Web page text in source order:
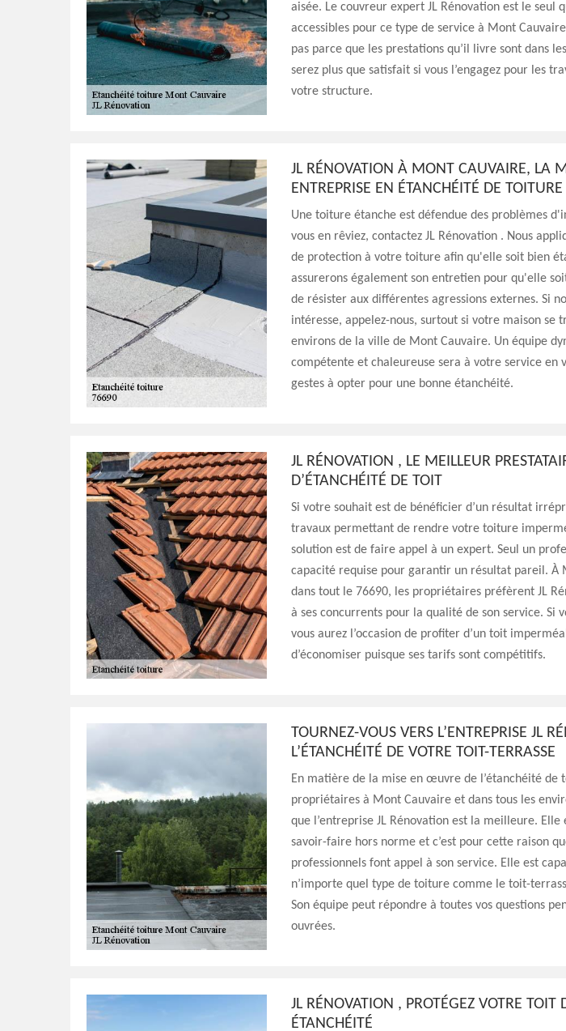
aisée. Le couvreur expert JL Rénovation est le seul
accessibles pour ce type de service à Mont
pas parce que les prestations qu’il livre sont dans
serez plus que satisfait si vous l’engagez pour les
votre structure.
JL RÉNOVATION À MONT CAUVAIRE, LA
ENTREPRISE EN ÉTANCHÉITÉ DE TOITURE
Une toiture étanche est défendue des problèmes
vous en rêviez, contactez JL Rénovation . Nous
de protection à votre toiture afin qu'elle soit bien
assurerons également son entretien pour qu'elle
de résister aux différentes agressions externes. Si
intéresse, appelez-nous, surtout si votre maison se
environs de la ville de Mont Cauvaire. Un équipe
compétente et chaleureuse sera à votre service en
gestes à opter pour une bonne étanchéité.
JL RÉNOVATION , LE MEILLEUR
D’ÉTANCHÉITÉ DE TOIT
Si votre souhait est de bénéficier d’un résultat
travaux permettant de rendre votre toiture
solution est de faire appel à un expert. Seul un
capacité requise pour garantir un résultat pareil. À
dans tout le 76690, les propriétaires préfèrent JL
à ses concurrents pour la qualité de son service. Si
vous aurez l’occasion de profiter d’un toit
d’économiser puisque ses tarifs sont compétitifs.
TOURNEZ-VOUS VERS L’ENTREPRISE JL
L’ÉTANCHÉITÉ DE VOTRE TOIT-TERRASSE
En matière de la mise en œuvre de l’étanchéité de
propriétaires à Mont Cauvaire et dans tous les
que l’entreprise JL Rénovation est la meilleure. Elle
savoir-faire hors norme et c’est pour cette raison
professionnels font appel à son service. Elle est
n’importe quel type de toiture comme le toit-
Son équipe peut répondre à toutes vos questions
ouvrées.
JL RÉNOVATION , PROTÉGEZ VOTRE TOIT
ÉTANCHÉITÉ